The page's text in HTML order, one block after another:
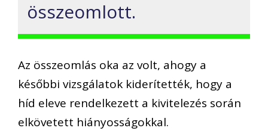
összeomlott.
Az összeomlás oka az volt, ahogy a
későbbi vizsgálatok kiderítették, hogy a
híd eleve rendelkezett a kivitelezés során
elkövetett hiányosságokkal.